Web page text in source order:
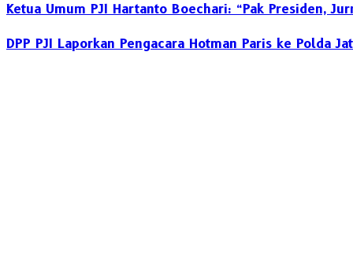
Ketua Umum PJI Hartanto Boechari: “Pak Presiden,
DPP PJI Laporkan Pengacara Hotman Paris ke Polda